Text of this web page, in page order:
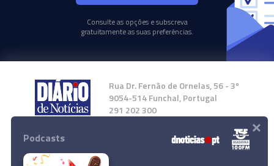
Consulte as opções e subscreva
gratuitamente as suas preferências.
Rua Dr. Fernão de Ornelas, 56 - 3º
9054-514 Funchal, Portugal
291 202 300
Instale a nossa App
Podcasts ×